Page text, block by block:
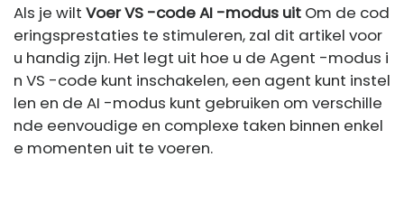
Als je wilt Voer VS -code AI -modus uit Om de cod
eringsprestaties te stimuleren, zal dit artikel voor
u handig zijn. Het legt uit hoe u de Agent -modus i
n VS -code kunt inschakelen, een agent kunt instel
len en de AI -modus kunt gebruiken om verschille
nde eenvoudige en complexe taken binnen enkel
e momenten uit te voeren.